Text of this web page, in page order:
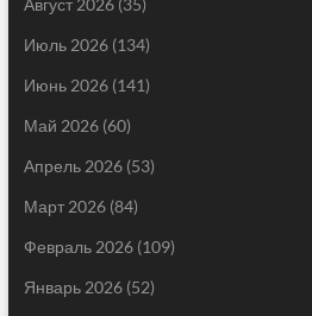
Август 2026(35)
Июль 2026(134)
Июнь 2026(141)
Май 2026(60)
Апрель 2026(53)
Март 2026(84)
Февраль 2026(109)
Январь 2026(52)